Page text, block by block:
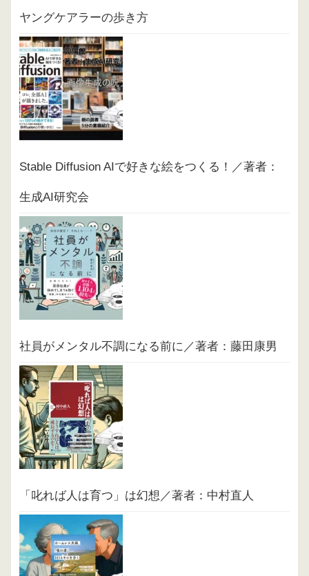
ヤングケアラーの歩き方
Stable Diffusion AIで好きな絵をつくる！／著者：
生成AI研究会
社員がメンタル不調になる前に／著者：藤田康男
「叱れば人は育つ」は幻想／著者：中村直人